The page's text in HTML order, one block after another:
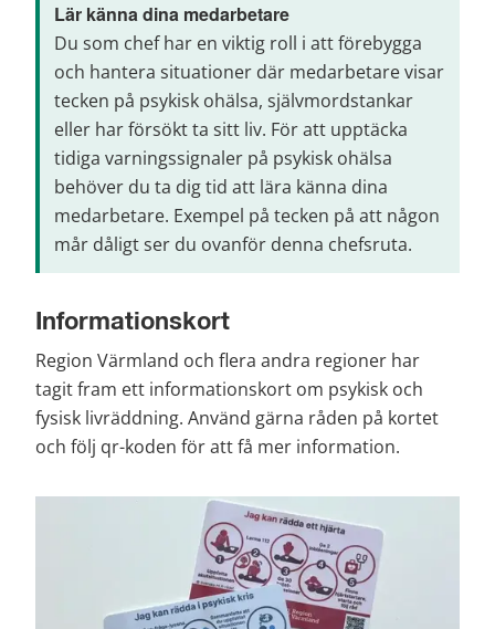
Lär känna dina medarbetare
Du som chef har en viktig roll i att förebygga
och hantera situationer där medarbetare visar
tecken på psykisk ohälsa, självmordstankar
eller har försökt ta sitt liv. För att upptäcka
tidiga varningssignaler på psykisk ohälsa
behöver du ta dig tid att lära känna dina
medarbetare. Exempel på tecken på att någon
mår dåligt ser du ovanför denna chefsruta.
Informationskort
Region Värmland och flera andra regioner har
tagit fram ett informationskort om psykisk och
fysisk livräddning. Använd gärna råden på kortet
och följ qr-koden för att få mer information.